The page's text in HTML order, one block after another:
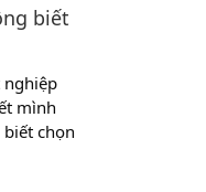
biết
nghiệp
mình
chọn
số
học vì